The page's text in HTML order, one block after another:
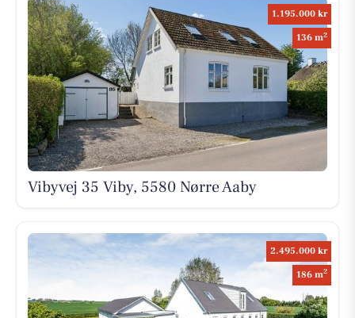
1.195.000 kr
136 m2
Vibyvej 35 Viby, 5580 Nørre Aaby
2.495.000 kr
186 m2